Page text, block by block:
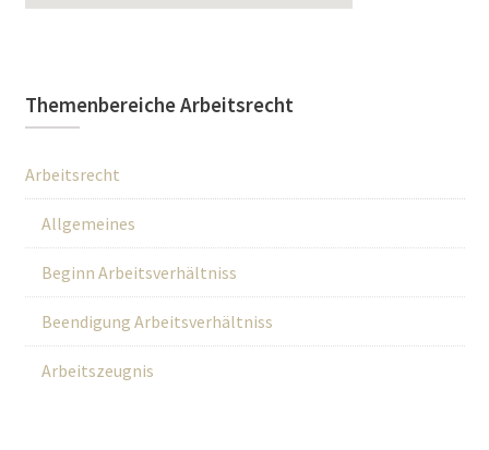
Themenbereiche Arbeitsrecht
Arbeitsrecht
Allgemeines
Beginn Arbeitsverhältniss
Beendigung Arbeitsverhältniss
Arbeitszeugnis